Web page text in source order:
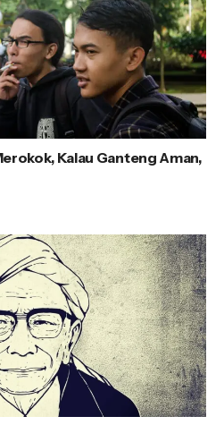
Kalau Ganteng Aman,